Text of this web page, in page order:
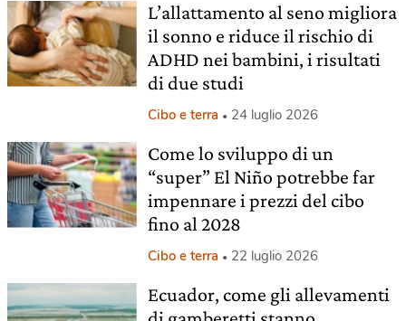
L’allattamento al seno migliora
il sonno e riduce il rischio di
ADHD nei bambini, i risultati
di due studi
Cibo e terra 24 luglio 2026
Come lo sviluppo di un
“super” El Niño potrebbe far
impennare i prezzi del cibo
fino al 2028
Cibo e terra 22 luglio 2026
Ecuador, come gli allevamenti